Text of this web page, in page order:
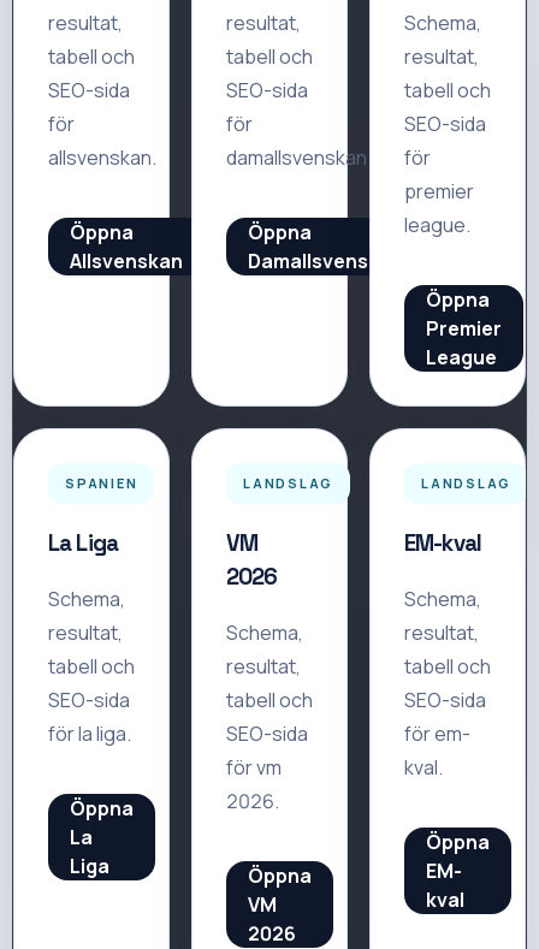
resultat,
tabell och
SEO-sida
för
allsvenskan.
Öppna
Allsvenskan
resultat,
tabell och
SEO-sida
för
damallsvenskan
Öppna
Damallsvenskan
Schema,
resultat,
tabell och
SEO-sida
för
premier
league.
Öppna
Premier
League
SPANIEN
La Liga
Schema,
resultat,
tabell och
SEO-sida
förla liga.
Öppna
La
Liga
LANDSLAG
VM
2026
Schema,
resultat,
tabell och
SEO-sida
förvm
2026.
Öppna
VM
2026
LANDSLAG
EM-kval
Schema,
resultat,
tabell och
SEO-sida
förem-
kval.
Öppna
EM-
kval